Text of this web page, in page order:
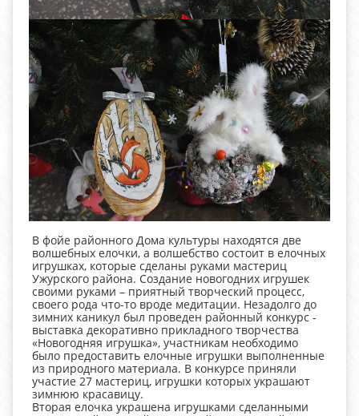
В фойе районного Дома культуры находятся две
волшебных елочки, а волшебство состоит в елочных
игрушках, которые сделаны руками мастериц
Ужурского района. Создание новогодних игрушек
своими руками – приятный творческий процесс,
своего рода что-то вроде медитации. Незадолго до
зимних каникул был проведен районный конкурс -
выставка декоративно прикладного творчества
«Новогодняя игрушка», участникам необходимо
было предоставить елочные игрушки выполненные
из природного материала. В конкурсе приняли
участие 27 мастериц, игрушки которых украшают
зимнюю красавицу.
Вторая елочка украшена игрушками сделанными